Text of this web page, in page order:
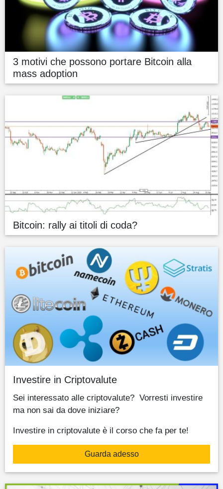
3 motivi che possono portare Bitcoin alla
mass adoption
Bitcoin: rally ai titoli di coda?
Investire in Criptovalute
Sei interessato alle criptovalute? Vorresti investire
ma non sai da dove iniziare?
Investire in criptovalute è il corso che fa per te!
Guarda adesso